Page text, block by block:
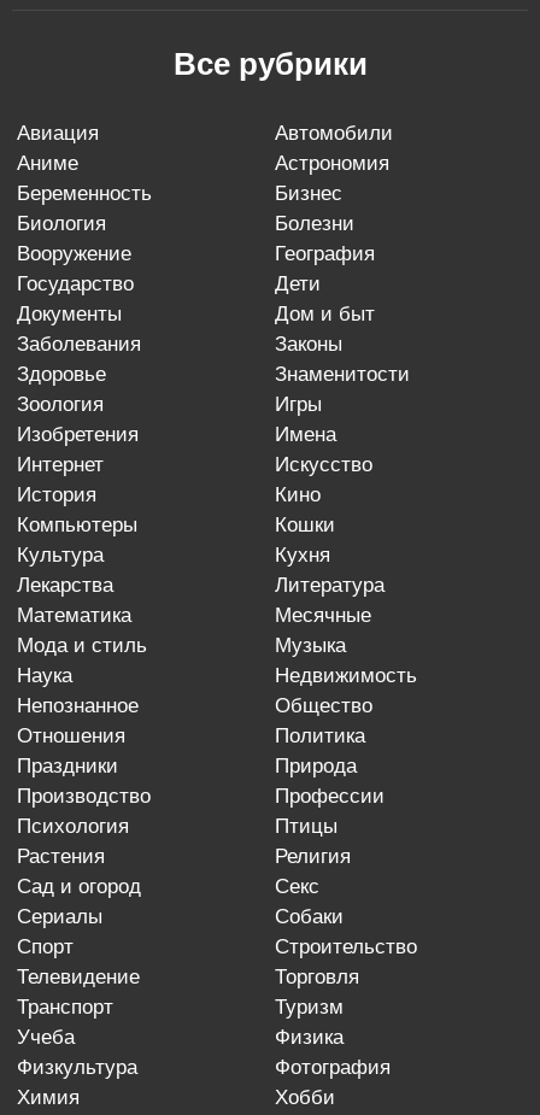
Все рубрики
авиация
автомобили
аниме
астрономия
беременность
бизнес
биология
болезни
вооружение
география
государство
дети
документы
дом и быт
заболевания
законы
здоровье
знаменитости
зоология
игры
изобретения
имена
интернет
искусство
история
кино
компьютеры
кошки
культура
кухня
лекарства
литература
математика
месячные
мода и стиль
музыка
наука
недвижимость
непознанное
общество
отношения
политика
праздники
природа
производство
профессии
психология
птицы
растения
религия
сад и огород
секс
сериалы
собаки
спорт
строительство
телевидение
торговля
транспорт
туризм
учеба
физика
физкультура
фотография
химия
хобби